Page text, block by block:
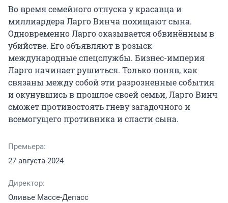
Во время семейного отпуска у красавца и
миллиардера Ларго Винча похищают сына.
Одновременно Ларго оказывается обвинённым в
убийстве. Его объявляют в розыск
международные спецслужбы. Бизнес-империя
Ларго начинает рушиться. Только поняв, как
связаны между собой эти разрозненные события
и окунувшись в прошлое своей семьи, Ларго Винч
сможет противостоять гневу загадочного и
всемогущего противника и спасти сына.
Премьера:
27 августа 2024
Директор:
Оливье Массе-Депасс